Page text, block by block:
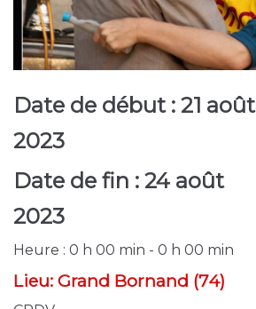
Date de début : 21 août
2023
Date de fin : 24 août
2023
Heure : 0 h 00 min - 0 h 00 min
Lieu: Grand Bornand (74)